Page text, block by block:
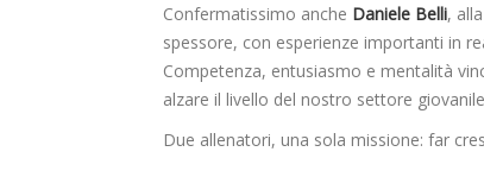
Confermatissimo anche Daniele Belli,
spessore, con esperienze importanti in
Competenza, entusiasmo e mentalità
alzare il livello del nostro settore
Due allenatori, una sola missione: far